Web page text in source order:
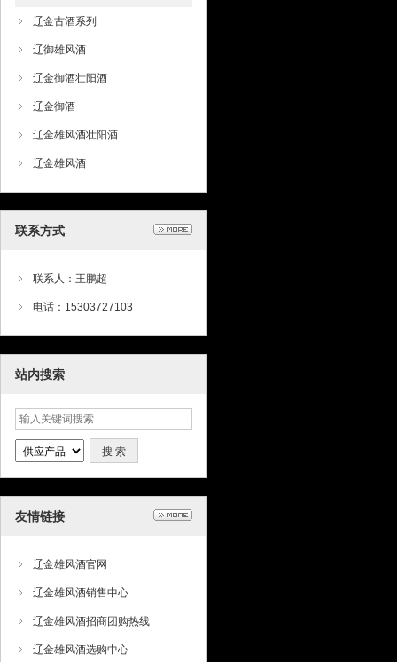
辽金古酒系列
辽御雄风酒
辽金御酒壮阳酒
辽金御酒
辽金雄风酒壮阳酒
辽金雄风酒
联系方式
联系人：王鹏超
电话：15303727103
站内搜索
友情链接
辽金雄风酒官网
辽金雄风酒销售中心
辽金雄风酒招商团购热线
辽金雄风酒选购中心